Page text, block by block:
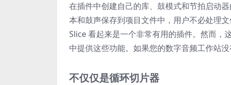
在插件中创建自己的库、鼓模式和节拍启动
本和鼓声保存到项目文件中，用户不必处理
Slice 看起来是一个非常有用的插件。然而，
中提供这些功能。如果您的数字音频工作站
不仅仅是循环切片器